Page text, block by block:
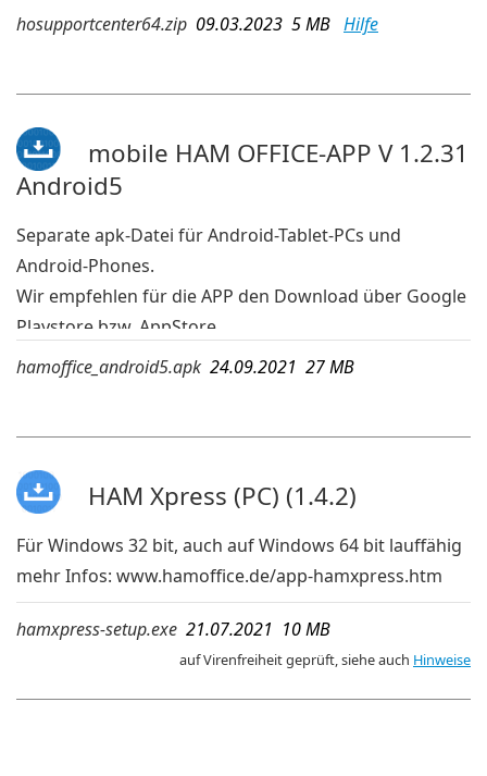
hosupportcenter.exe nicht mehr auf dem PC
hosupportcenter64.zip 09.03.2023 5 MB Hilfe
mobile HAM OFFICE-APP V 1.2.31
Android5
Separate apk-Datei für Android-Tablet-PCs und
Android-Phones.
Wir empfehlen für die APP den Download über Google
Playstore bzw. AppStore.
Wird die App dort jedoch wegen einer veralteten
bei Android 5 lauffähig.
mehr Infos: www.hamoffice.de/app-hamoffice.htm
hamoffice_android5.apk 24.09.2021 27 MB
HAM Xpress (PC) (1.4.2)
Für Windows 32 bit, auch auf Windows 64 bit lauffähig
mehr Infos: www.hamoffice.de/app-hamxpress.htm
hamxpress-setup.exe 21.07.2021 10 MB
auf Virenfreiheit geprüft, siehe auch Hinweise